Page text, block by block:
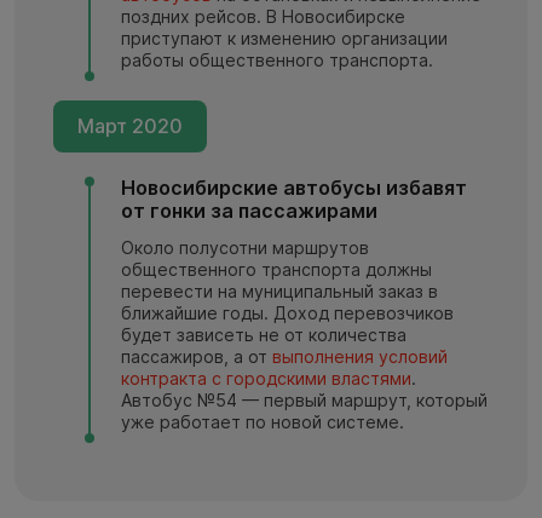
поздних рейсов. В Новосибирске
приступают к изменению организации
работы общественного транспорта.
Март 2020
Новосибирские автобусы избавят
от гонки за пассажирами
Около полусотни маршрутов
общественного транспорта должны
перевести на муниципальный заказ в
ближайшие годы. Доход перевозчиков
будет зависеть не от количества
пассажиров, а от выполнения условий
контракта с городскими властями.
Автобус №54 — первый маршрут, который
уже работает по новой системе.